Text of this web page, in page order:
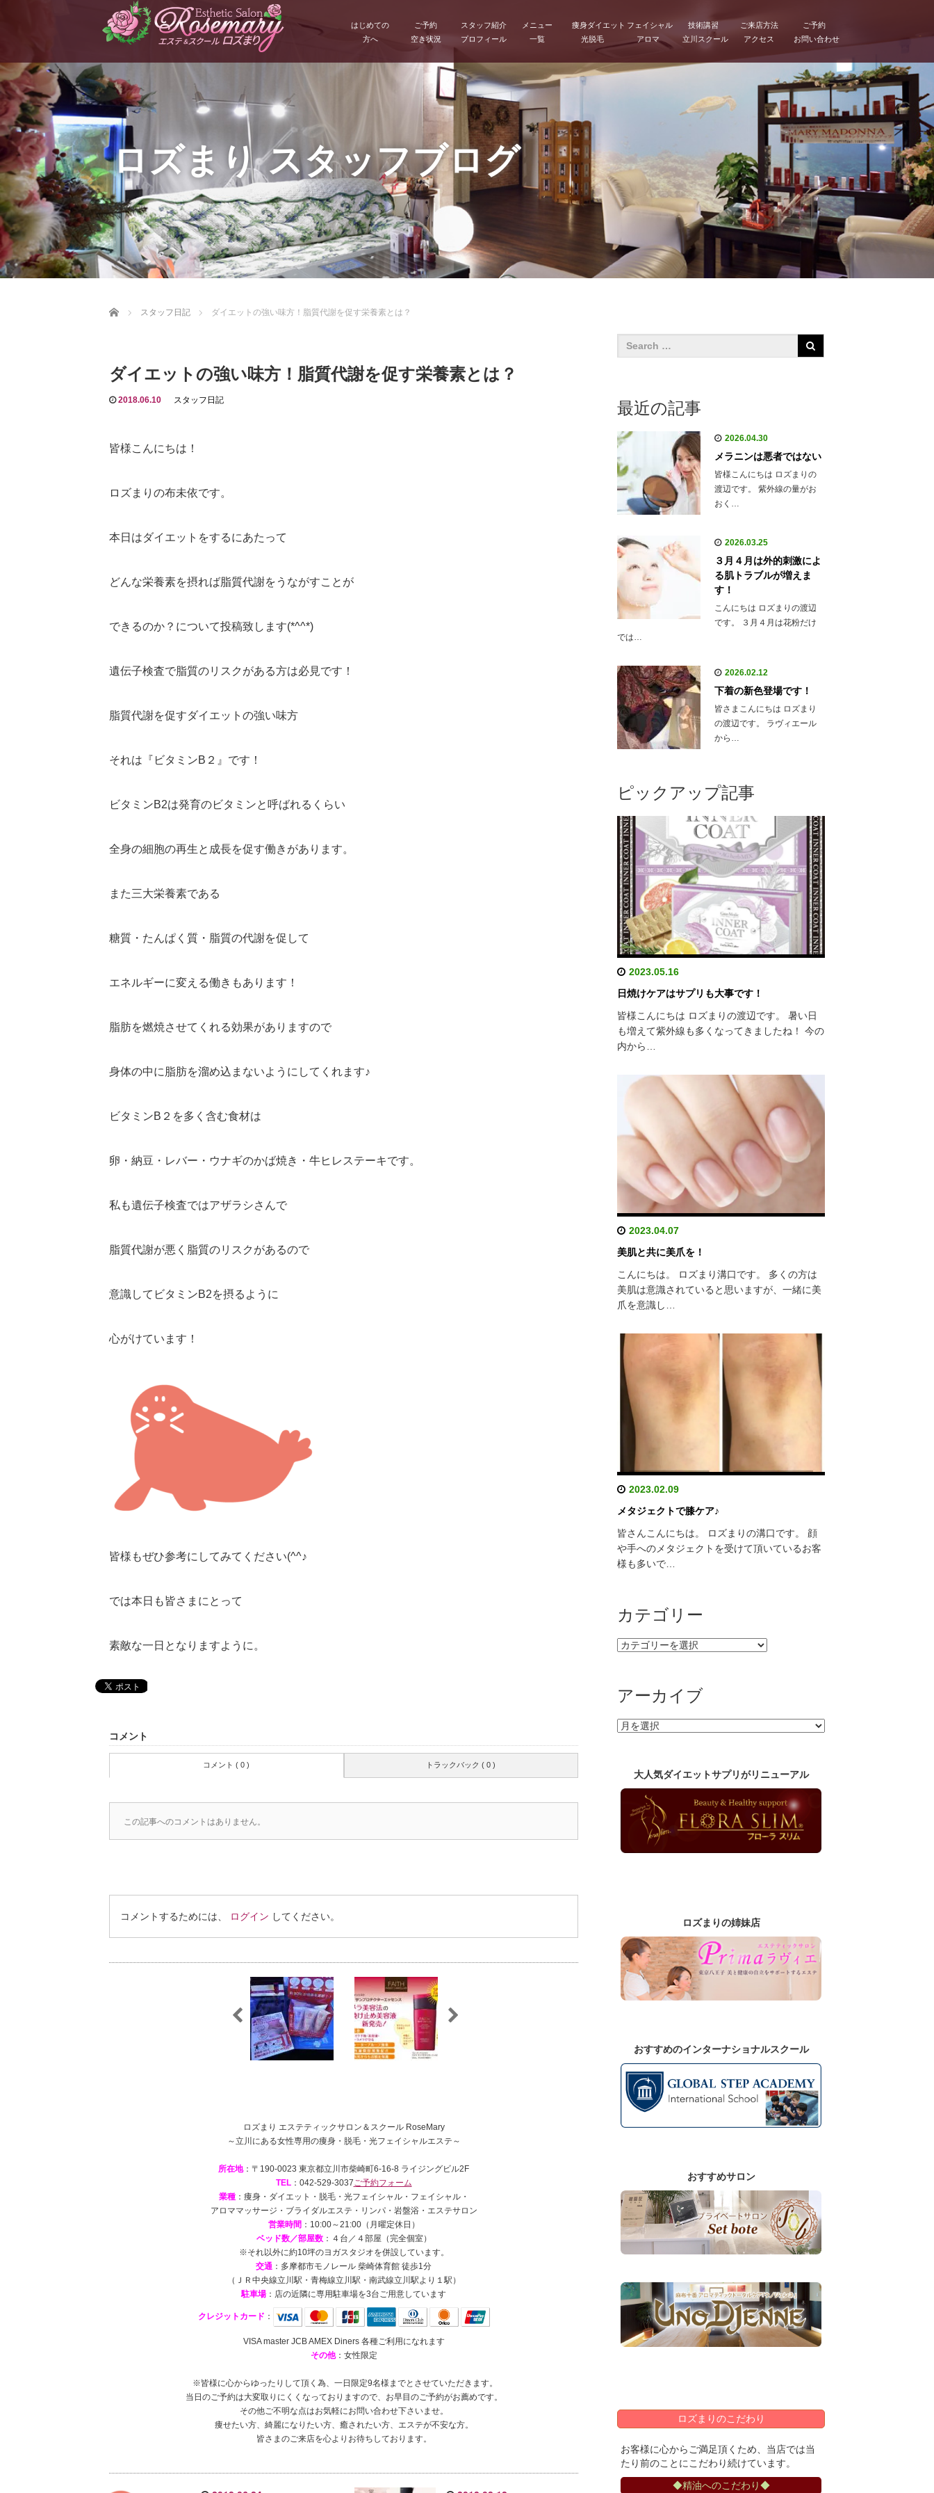
はじめての
方へ
ご予約
空き状況
スタッフ紹介
プロフィール
メニュー
一覧
痩身ダイエット
光脱毛
フェイシャル
アロマ
技術講習
立川スクール
ご来店方法
アクセス
ご予約
お問い合わせ
ロズまり スタッフブログ
Home スタッフ日記 ダイエットの強い味方！脂質代謝を促す栄養素とは？
ダイエットの強い味方！脂質代謝を促す栄養素とは？
2018.06.10 スタッフ日記
皆様こんにちは！
ロズまりの布未依です。
本日はダイエットをするにあたって
どんな栄養素を摂れば脂質代謝をうながすことが
できるのか？について投稿致します(*^^*)
遺伝子検査で脂質のリスクがある方は必見です！
脂質代謝を促すダイエットの強い味方
それは『ビタミンB２』です！
ビタミンB2は発育のビタミンと呼ばれるくらい
全身の細胞の再生と成長を促す働きがあります。
また三大栄養素である
糖質・たんぱく質・脂質の代謝を促して
エネルギーに変える働きもあります！
脂肪を燃焼させてくれる効果がありますので
身体の中に脂肪を溜め込まないようにしてくれます♪
ビタミンB２を多く含む食材は
卵・納豆・レバー・ウナギのかば焼き・牛ヒレステーキです。
私も遺伝子検査ではアザラシさんで
脂質代謝が悪く脂質のリスクがあるので
意識してビタミンB2を摂るように
心がけています！
皆様もぜひ参考にしてみてください(^^♪
では本日も皆さまにとって
素敵な一日となりますように。
コメント
コメント ( 0 ) トラックバック ( 0 )
この記事へのコメントはありません。
コメントするためには、 ログイン してください。
ロズまり エステティックサロン＆スクール RoseMary
～立川にある女性専用の痩身・脱毛・光フェイシャルエステ～
所在地：〒190-0023 東京都立川市柴崎町6-16-8 ライジングビル2F
TEL：042-529-3037ご予約フォーム
業種：痩身・ダイエット・脱毛・光フェイシャル・フェイシャル・
アロママッサージ・ブライダルエステ・リンパ・岩盤浴・エステサロン
営業時間 ：10:00～21:00（月曜定休日）
ベッド数／部屋数：４台／４部屋（完全個室）
※それ以外に約10坪のヨガスタジオを併設しています。
交通 ：多摩都市モノレール 柴崎体育館 徒歩1分
（ＪＲ中央線立川駅・青梅線立川駅・南武線立川駅より１駅）
駐車場 ：店の近隣に専用駐車場を3台ご用意しています
クレジットカード ：
VISA master JCB AMEX Diners 各種ご利用になれます
その他：女性限定
※皆様に心からゆったりして頂く為、一日限定9名様までとさせていただきます。
当日のご予約は大変取りにくくなっておりますので、お早目のご予約がお薦めです。
その他ご不明な点はお気軽にお問い合わせ下さいませ。
痩せたい方、綺麗になりたい方、癒されたい方、エステが不安な方。
皆さまのご来店を心よりお待ちしております。
最近の記事
2026.04.30
メラニンは悪者ではない
皆様こんにちは ロズまりの
渡辺です。 紫外線の量がお
おく…
2026.03.25
３月４月は外的刺激によ
る肌トラブルが増えま
す！
こんにちは ロズまりの渡辺
です。 ３月４月は花粉だけ
では…
2026.02.12
下着の新色登場です！
皆さまこんにちは ロズまり
の渡辺です。 ラヴィエール
から…
ピックアップ記事
2023.05.16
日焼けケアはサプリも大事です！
皆様こんにちは ロズまりの渡辺です。 暑い日
も増えて紫外線も多くなってきましたね！ 今の
内から…
2023.04.07
美肌と共に美爪を！
こんにちは。 ロズまり溝口です。 多くの方は
美肌は意識されていると思いますが、一緒に美
爪を意識し…
2023.02.09
メタジェクトで膝ケア♪
皆さんこんにちは。 ロズまりの溝口です。 顔
や手へのメタジェクトを受けて頂いているお客
様も多いで…
カテゴリー
カ
ー
アーカイブ
ア
大人気ダイエットサプリがリニューアル
ロズまりの姉妹店
おすすめのインターナショナルスクール
おすすめサロン
ロズまりのこだわり
お客様に心からご満足頂くため、当店では当
たり前のことにこだわり続けています。
◆精油へのこだわり◆